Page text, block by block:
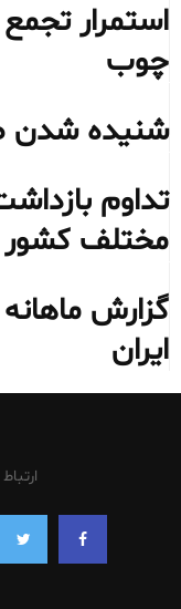
استمرار
چوب
شنیده شدن
تداوم
مختلف کشور
گزارش
ایران